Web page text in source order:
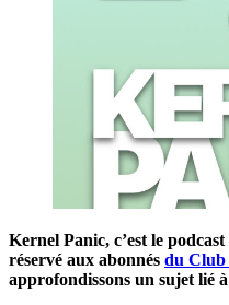
Kernel Panic, c’est le
réservé aux abonnés du Club
approfondissons un sujet lié